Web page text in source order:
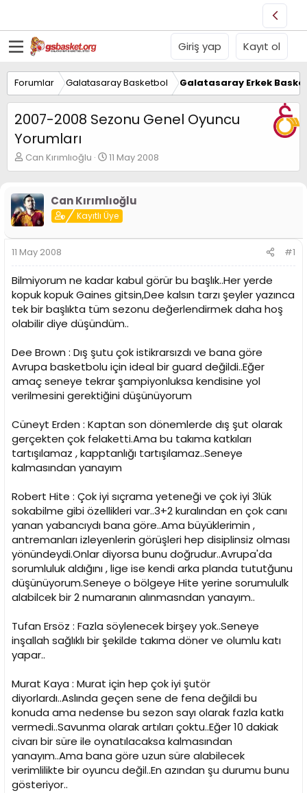
Giriş yap Kayıt ol
Forumlar Galatasaray Basketbol Galatasaray Erkek
2007-2008 Sezonu Genel Oyuncu
Yorumları
K
o
u
y
u
B
a
ş
l
a
t
a
n
Can Kırımlıoğlu
B
a
a
n
ı
t
a
r
i
h
i
11 May 2008
Can Kırımlıoğlu
Kayıtlı Üye
11 May 2008 #1
Bilmiyorum ne kadar kabul görür bu başlık..Her yerde
kopuk kopuk Gaines gitsin,Dee kalsın tarzı şeyler yazınca
tek bir başlıkta tüm sezonu değerlendirmek daha hoş
olabilir diye düşündüm..
Dee Brown : Dış şutu çok istikrarsızdı ve bana göre
Avrupa basketbolu için ideal bir guard değildi..Eğer
amaç seneye tekrar şampiyonluksa kendisine yol
verilmesini gerektiğini düşünüyorum
Cüneyt Erden : Kaptan son dönemlerde dış şut olarak
gerçekten çok felaketti.Ama bu takıma katkıları
tartışılamaz , kapptanlığı tartışılamaz..Seneye
kalmasından yanayım
Robert Hite : Çok iyi sıçrama yeteneği ve çok iyi 3lük
sokabilme gibi özellikleri var..3+2 kuralından en çok canı
yanan yabancıydı bana göre..Ama büyüklerimin ,
antremanları izleyenlerin görüşleri hep disiplinsiz olması
yönündeydi.Onlar diyorsa bunu doğrudur..Avrupa'da
sorumluluk aldığını , lige ise kendi arka planda tututğunu
düşünüyorum.Seneye o bölgeye Hite yerine sorumululk
alabilcek bir 2 numaranın alınmasndan yanayım..
Tufan Ersöz : Fazla söylenecek birşey yok..Seneye
inşallah sağlıklı bir şekilde takıma döner ve olumlu katı
yapar..
Murat Kaya : Murat için hep çok iyi şutör
diyorlardı..Aslında geçen sene de fena değildi bu
konuda ama nedense bu sezon sayı olarak fazla katkı
vermedi..Savunma olarak artıları çoktu..Eğer 10 dakiak
civarı bir süre ile oynatılacaksa kalmasından
yanayım..Ama bana göre uzun süre alabilecek
verimlilikte bir oyuncu değil..En azından şu durumu bunu
gösteriyor..